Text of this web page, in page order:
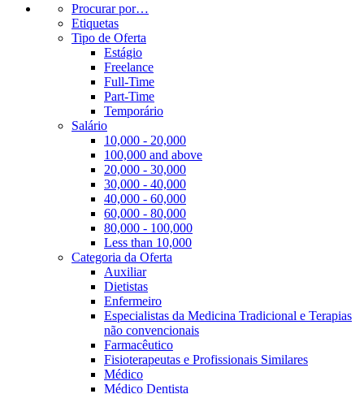
Procurar por…
Etiquetas
Tipo de Oferta
Estágio
Freelance
Full-Time
Part-Time
Temporário
Salário
10,000 - 20,000
100,000 and above
20,000 - 30,000
30,000 - 40,000
40,000 - 60,000
60,000 - 80,000
80,000 - 100,000
Less than 10,000
Categoria da Oferta
Auxiliar
Dietistas
Enfermeiro
Especialistas da Medicina Tradicional e Terapias
não convencionais
Farmacêutico
Fisioterapeutas e Profissionais Similares
Médico
Médico Dentista